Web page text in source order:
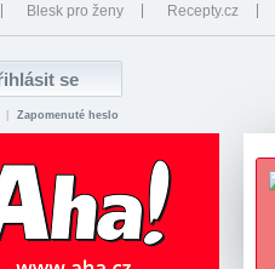
Blesk pro ženy Recepty.cz
Zapomenuté heslo